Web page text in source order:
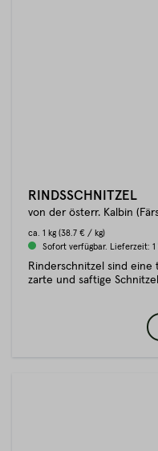
RINDSSCHNITZEL
von der österr. Kalbin
ca. 1 kg (38.7 € / kg)
Sofort verfügbar. Lieferzeit: 1
Rinderschnitzel sind
zarte und saftige